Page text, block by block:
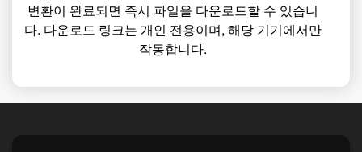
변환이 완료되면 즉시 파일을 다운로드할 수 있습니
다. 다운로드 링크는 개인 전용이며, 해당 기기에서만
작동합니다.